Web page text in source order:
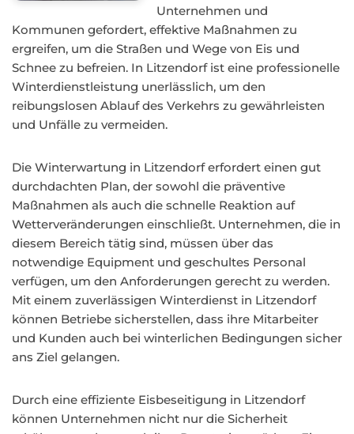
Unternehmen und
Kommunen gefordert, effektive Maßnahmen zu
ergreifen, um die Straßen und Wege von Eis und
Schnee zu befreien. In Litzendorf ist eine professionelle
Winterdienstleistung unerlässlich, um den
reibungslosen Ablauf des Verkehrs zu gewährleisten
und Unfälle zu vermeiden.
Die Winterwartung in Litzendorf erfordert einen gut
durchdachten Plan, der sowohl die präventive
Maßnahmen als auch die schnelle Reaktion auf
Wetterveränderungen einschließt. Unternehmen, die in
diesem Bereich tätig sind, müssen über das
notwendige Equipment und geschultes Personal
verfügen, um den Anforderungen gerecht zu werden.
Mit einem zuverlässigen Winterdienst in Litzendorf
können Betriebe sicherstellen, dass ihre Mitarbeiter
und Kunden auch bei winterlichen Bedingungen sicher
ans Ziel gelangen.
Durch eine effiziente Eisbeseitigung in Litzendorf
können Unternehmen nicht nur die Sicherheit